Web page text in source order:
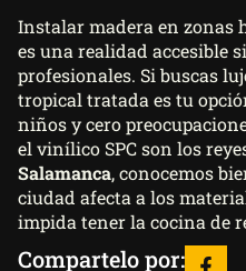
Instalar madera en zonas
es una realidad accesible
profesionales. Si buscas
tropical tratada es tu
niños y cero
el vinílico SPC son los
Salamanca, conocemos
ciudad afecta a los
impida tener la cocina de
Compartelo por: